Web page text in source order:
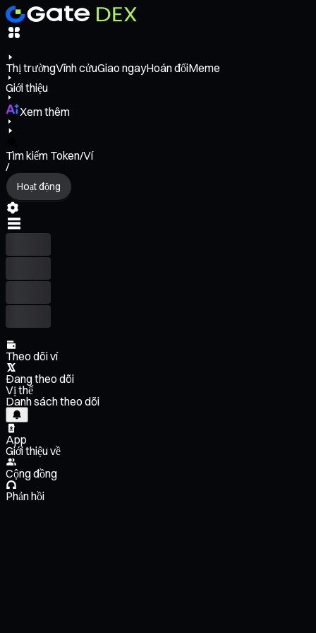
Thị trườngVĩnh cửuGiao ngayHoán đổiMeme
Giới thiệu
Xem thêm
Tìm kiếm Token/Ví
/
Hoạt động
Theo dõi ví
Đang theo dõi
Vị thế
Danh sách theo dõi
App
Giới thiệu về
Cộng đồng
Phản hồi